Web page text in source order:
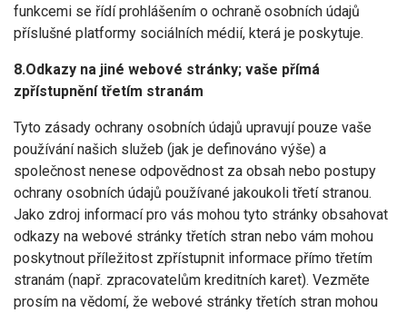
funkcemi se řídí prohlášením o ochraně osobních údajů
příslušné platformy sociálních médií, která je poskytuje.
8.Odkazy na jiné webové stránky; vaše přímá
zpřístupnění třetím stranám
Tyto zásady ochrany osobních údajů upravují pouze vaše
používání našich služeb (jak je definováno výše) a
společnost nenese odpovědnost za obsah nebo postupy
ochrany osobních údajů používané jakoukoli třetí stranou.
Jako zdroj informací pro vás mohou tyto stránky obsahovat
odkazy na webové stránky třetích stran nebo vám mohou
poskytnout příležitost zpřístupnit informace přímo třetím
stranám (např. zpracovatelům kreditních karet). Vezměte
prosím na vědomí, že webové stránky třetích stran mohou